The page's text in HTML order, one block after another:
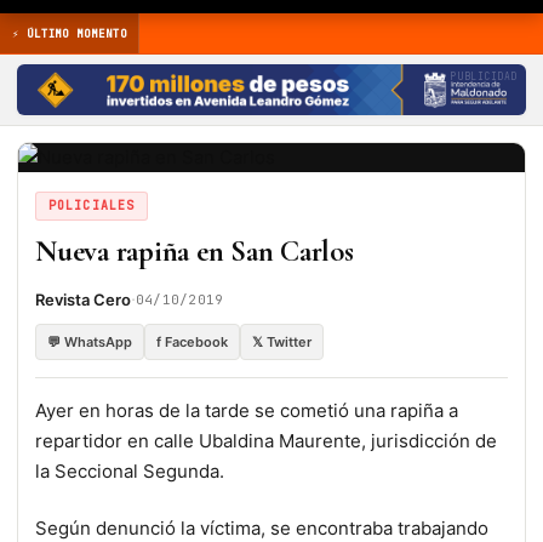
⚡ ÚLTIMO MOMENTO
PUBLICIDAD
POLICIALES
Nueva rapiña en San Carlos
Revista Cero·04/10/2019
💬 WhatsApp f Facebook 𝕏 Twitter
Ayer en horas de la tarde se cometió una rapiña a
repartidor en calle Ubaldina Maurente, jurisdicción de
la Seccional Segunda.
Según denunció la víctima, se encontraba trabajando